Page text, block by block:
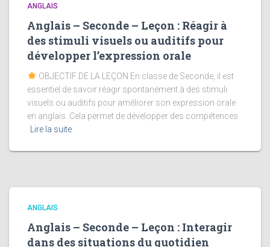
ANGLAIS
Anglais – Seconde – Leçon : Réagir à
des stimuli visuels ou auditifs pour
développer l’expression orale
OBJECTIF DE LA LEÇON En classe de Seconde, il est
essentiel de savoir réagir spontanément à des stimuli
visuels ou auditifs pour améliorer son expression orale
en anglais. Cela permet de développer des compétences
Lire la suite
ANGLAIS
Anglais – Seconde – Leçon : Interagir
dans des situations du quotidien